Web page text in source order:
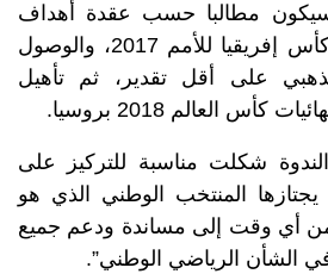
سيكون مطالبا حسب عقدة أهداف
بالتأهل أيضا لنهائيات كأس إفريقيا للأمم 2017، والوصول
على أقل تقدير، ثم تأهيل
العالم 2018 بروسيا.
شكلت مناسبة للتركيز على
يجتازها المنتخب الوطني الذي هو
أي وقت إلى مساندة ودعم جميع
في الشأن الرياضي الوطني”.